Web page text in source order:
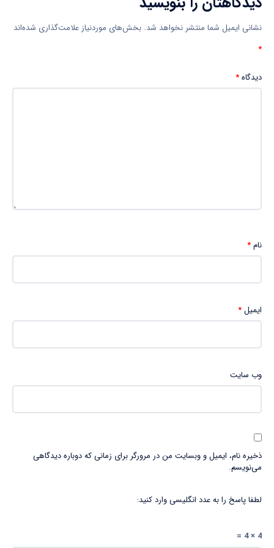
نشانی ایمیل شما منتشر نخواهد شد. بخش‌های موردنیاز علامت‌گذاری شده‌اند
*
دیدگاه*
نام*
ایمیل*
وب‌ سایت
ذخیره نام، ایمیل و وبسایت من در مرورگر برای زمانی که دوباره دیدگاهی
می‌نویسم.
لطفا پاسخ را به عدد انگلیسی وارد کنید:
4 × 4 =